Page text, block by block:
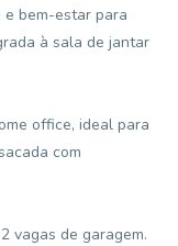
e bem-estar para
à sala de jantar
office, ideal para
com
vagas de garagem.